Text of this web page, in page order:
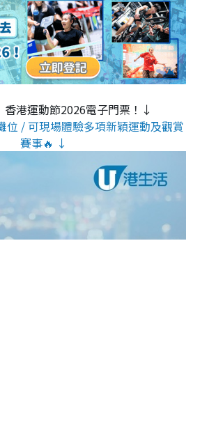
港運動節2026電子門票！↓
位 / 可現場體驗多項新穎運動及觀賞
賽事🔥 ↓